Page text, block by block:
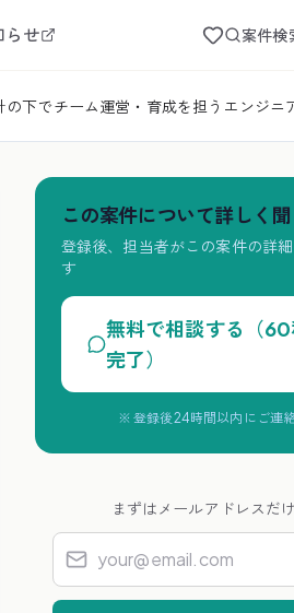
らせ 案件検
下でチーム運営・育成を担うエンジニ
この案件について詳しく聞
登録後、担当者がこの案件の詳
す
無料で相談する（
完了）
※ 登録後24時間以内にご連
まずはメールアドレスだ